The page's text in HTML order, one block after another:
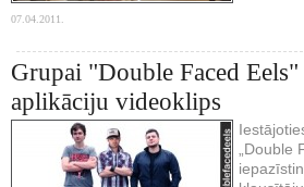
07.04.2011.
Grupai "Double Faced
aplikāciju videoklips
„Double